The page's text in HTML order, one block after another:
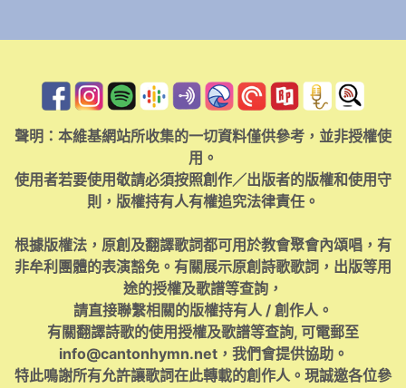
聲明：本維基網站所收集的一切資料僅供參考，並非授權使
用。
使用者若要使用敬請必須按照創作／出版者的版權和使用守
則，版權持有人有權追究法律責任。
根據版權法，原創及翻譯歌詞都可用於教會聚會內頌唱，有
非牟利團體的表演豁免。有關展示原創詩歌歌詞，出版等用
途的授權及歌譜等查詢，
請直接聯繫相關的版權持有人 / 創作人。
有關翻譯詩歌的使用授權及歌譜等查詢, 可電郵至
info@cantonhymn.net，我們會提供協助。
特此鳴謝所有允許讓歌詞在此轉載的創作人。現誠邀各位參